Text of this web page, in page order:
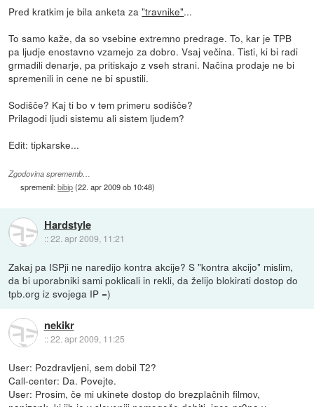
Pred kratkim je bila anketa za"travnike"...
To samo kaže, da so vsebine extremno predrage. To, kar je TPB
pa ljudje enostavno vzamejo za dobro. Vsaj večina. Tisti, ki bi radi
grmadili denarje, pa pritiskajo z vseh strani. Načina prodaje ne bi
spremenili in cene ne bi spustili.
Sodišče? Kaj ti bo v tem primeru sodišče?
Prilagodi ljudi sistemu ali sistem ljudem?
Edit: tipkarske...
Zgodovina sprememb…
spremenil:bibip(22. apr 2009 ob 10:48)
Hardstyle
::22. apr 2009, 11:21
Zakaj pa ISPji ne naredijo kontra akcije? S "kontra akcijo" mislim,
da bi uporabniki sami poklicali in rekli, da želijo blokirati dostop do
tpb.org iz svojega IP =)
nekikr
::22. apr 2009, 11:25
User: Pozdravljeni, sem dobil T2?
Call-center: Da. Povejte.
User: Prosim, če mi ukinete dostop do brezplačnih filmov,